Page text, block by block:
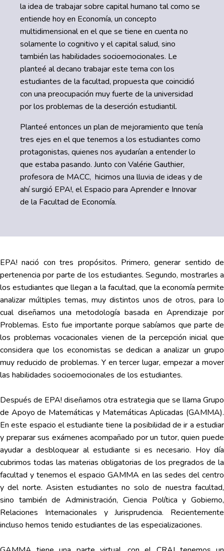
la idea de trabajar sobre capital humano tal como se
entiende hoy en Economía, un concepto
multidimensional en el que se tiene en cuenta no
solamente lo cognitivo y el capital salud, sino
también las habilidades socioemocionales. Le
planteé al decano trabajar este tema con los
estudiantes de la facultad, propuesta que coincidió
con una preocupación muy fuerte de la universidad
por los problemas de la deserción estudiantil.
Planteé entonces un plan de mejoramiento que tenía
tres ejes en el que tenemos a los estudiantes como
protagonistas, quienes nos ayudarían a entender lo
que estaba pasando. Junto con Valérie Gauthier,
profesora de MACC, hicimos una lluvia de ideas y de
ahí surgió EPA!, el Espacio para Aprender e Innovar
de la Facultad de Economía.
EPA! nació con tres propósitos. Primero, generar sentido de
pertenencia por parte de los estudiantes. Segundo, mostrarles a
los estudiantes que llegan a la facultad, que la economía permite
analizar múltiples temas, muy distintos unos de otros, para lo
cual diseñamos una metodología basada en Aprendizaje por
Problemas. Esto fue importante porque sabíamos que parte de
los problemas vocacionales vienen de la percepción inicial que
considera que los economistas se dedican a analizar un grupo
muy reducido de problemas. Y en tercer lugar, empezar a mover
las habilidades socioemocionales de los estudiantes.
Después de EPA! diseñamos otra estrategia que se llama Grupo
de Apoyo de Matemáticas y Matemáticas Aplicadas (GAMMA).
En este espacio el estudiante tiene la posibilidad de ir a estudiar
y preparar sus exámenes acompañado por un tutor, quien puede
ayudar a desbloquear al estudiante si es necesario. Hoy día
cubrimos todas las materias obligatorias de los pregrados de la
facultad y tenemos el espacio GAMMA en las sedes del centro
y del norte. Asisten estudiantes no solo de nuestra facultad,
sino también de Administración, Ciencia Política y Gobierno,
Relaciones Internacionales y Jurisprudencia. Recientemente
incluso hemos tenido estudiantes de las especializaciones.